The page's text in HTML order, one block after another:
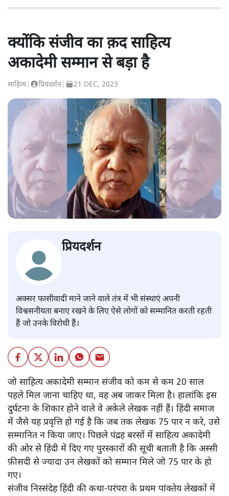
क्योंकि संजीव का क़द साहित्य
अकादेमी सम्मान से बड़ा है
साहित्य| प्रियदर्शन 21 DEC, 2023
प्रियदर्शन
अक्सर फासीवादी माने जाने वाले तंत्र में भी संस्थाएं अपनी
विश्वसनीयता बनाए रखने के लिए ऐसे लोगों को सम्मानित करती रहती
हैं जो उनके विरोधी हैं।
जो साहित्य अकादेमी सम्मान संजीव को कम से कम 20 साल
पहले मिल जाना चाहिए था, वह अब जाकर मिला है। हालांकि इस
दुर्घटना के शिकार होने वाले वे अकेले लेखक नहीं हैं। हिंदी समाज
में जैसे यह प्रवृत्ति हो गई है कि जब तक लेखक 75 पार न करे, उसे
सम्मानित न किया जाए। पिछले पंद्रह बरसों में साहित्य अकादेमी
की ओर से हिंदी में दिए गए पुरस्कारों की सूची बताती है कि अस्सी
फ़ीसदी से ज्यादा उन लेखकों को सम्मान मिले जो 75 पार के हो
गए।
संजीव निस्संदेह हिंदी की कथा-परंपरा के प्रथम पांक्तेय लेखकों में